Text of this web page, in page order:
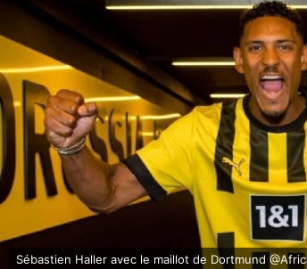
Sébastien Haller avec le maillot de Dortmund